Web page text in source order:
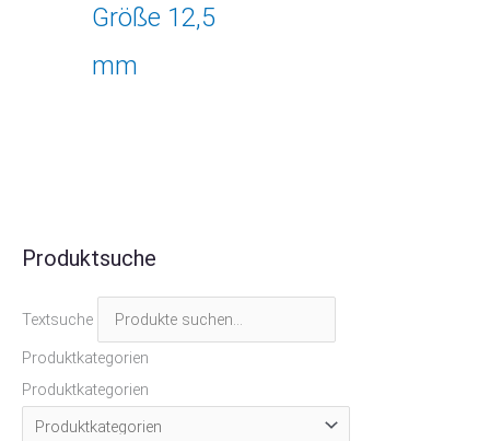
Größe 12,5
mm
Produktsuche
Textsuche
Produktkategorien
Produktkategorien